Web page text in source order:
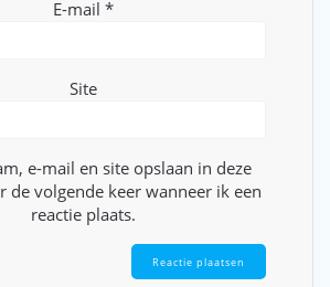
E-mail *
Site
e-mail en site opslaan in deze
de volgende keer wanneer ik een
reactie plaats.